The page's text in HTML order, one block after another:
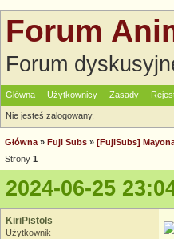
Forum
Forum
Główna Użytkownicy Zasady
Nie jesteś zalogowany.
Główna » Fuji Subs » [FujiSubs]
Strony 1
2024-06-25
KiriPistols
Użytkownik